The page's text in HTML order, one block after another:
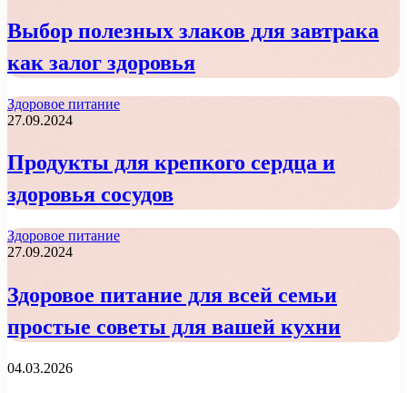
Выбор полезных злаков для завтрака
как залог здоровья
Здоровое питание
27.09.2024
Продукты для крепкого сердца и
здоровья сосудов
Здоровое питание
27.09.2024
Здоровое питание для всей семьи
простые советы для вашей кухни
04.03.2026